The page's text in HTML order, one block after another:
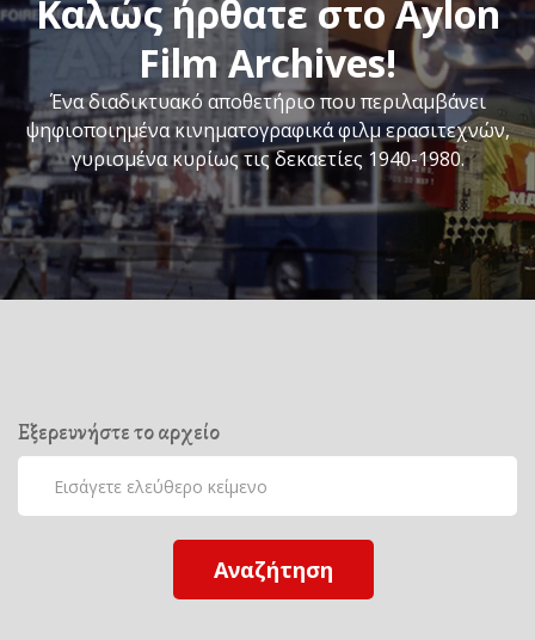
Καλώς ήρθατε στο Aylon
Film Archives!
Ένα διαδικτυακό αποθετήριο που περιλαμβάνει
ψηφιοποιημένα κινηματογραφικά φιλμ ερασιτεχνών,
γυρισμένα κυρίως τις δεκαετίες 1940-1980.
Εξερευνήστε το αρχείο